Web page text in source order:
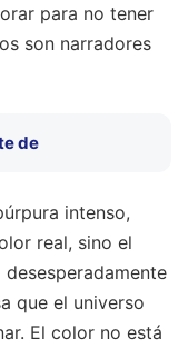
para no tener
son narradores
de
intenso,
real, sino el
que el universo
El color no está